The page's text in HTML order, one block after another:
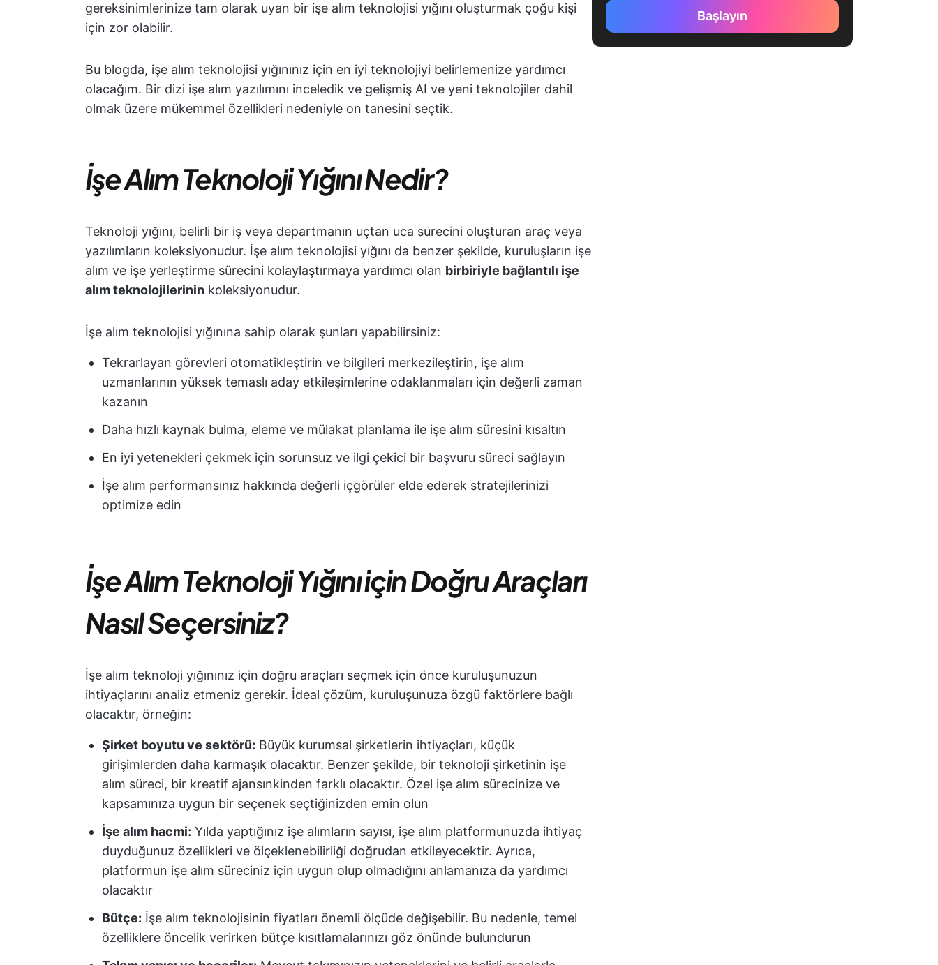
gereksinimlerinize tam olarak uyan bir işe alım teknolojisi yığını oluşturmak çoğu kişi
için zor olabilir.
Bu blogda, işe alım teknolojisi yığınınız için en iyi teknolojiyi belirlemenize yardımcı
olacağım. Bir dizi işe alım yazılımını inceledik ve gelişmiş AI ve yeni teknolojiler dahil
olmak üzere mükemmel özellikleri nedeniyle on tanesini seçtik.
İşe Alım Teknoloji Yığını Nedir?
Teknoloji yığını, belirli bir iş veya departmanın uçtan uca sürecini oluşturan araç veya
yazılımların koleksiyonudur. İşe alım teknolojisi yığını da benzer şekilde, kuruluşların işe
alım ve işe yerleştirme sürecini kolaylaştırmaya yardımcı olan birbiriyle bağlantılı işe
alım teknolojilerinin koleksiyonudur.
İşe alım teknolojisi yığınına sahip olarak şunları yapabilirsiniz:
Tekrarlayan görevleri otomatikleştirin ve bilgileri merkezileştirin, işe alım
uzmanlarının yüksek temaslı aday etkileşimlerine odaklanmaları için değerli zaman
kazanın
Daha hızlı kaynak bulma, eleme ve mülakat planlama ile işe alım süresini kısaltın
En iyi yetenekleri çekmek için sorunsuz ve ilgi çekici bir başvuru süreci sağlayın
İşe alım performansınız hakkında değerli içgörüler elde ederek stratejilerinizi
optimize edin
İşe Alım Teknoloji Yığını için Doğru Araçları
Nasıl Seçersiniz?
İşe alım teknoloji yığınınız için doğru araçları seçmek için önce kuruluşunuzun
ihtiyaçlarını analiz etmeniz gerekir. İdeal çözüm, kuruluşunuza özgü faktörlere bağlı
olacaktır, örneğin:
Şirket boyutu ve sektörü: Büyük kurumsal şirketlerin ihtiyaçları, küçük
girişimlerden daha karmaşık olacaktır. Benzer şekilde, bir teknoloji şirketinin işe
alım süreci, bir kreatif ajansınkinden farklı olacaktır. Özel işe alım sürecinize ve
kapsamınıza uygun bir seçenek seçtiğinizden emin olun
İşe alım hacmi: Yılda yaptığınız işe alımların sayısı, işe alım platformunuzda ihtiyaç
duyduğunuz özellikleri ve ölçeklenebilirliği doğrudan etkileyecektir. Ayrıca,
platformun işe alım süreciniz için uygun olup olmadığını anlamanıza da yardımcı
olacaktır
Bütçe: İşe alım teknolojisinin fiyatları önemli ölçüde değişebilir. Bu nedenle, temel
özelliklere öncelik verirken bütçe kısıtlamalarınızı göz önünde bulundurun
Başlayın